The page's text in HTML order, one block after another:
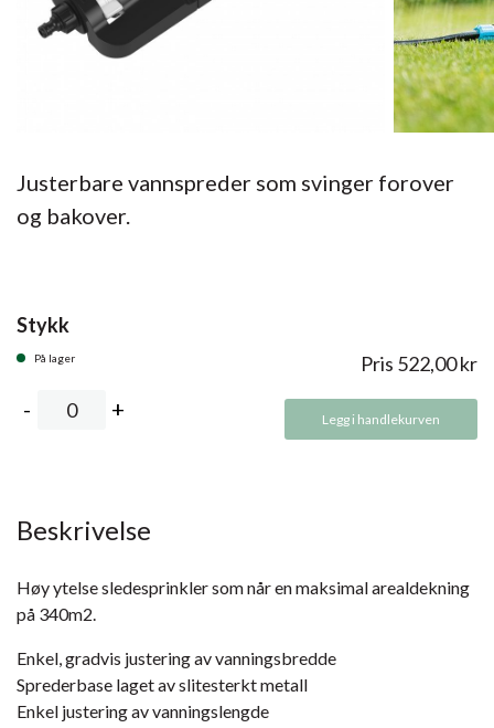
Justerbare vannspreder som svinger forover
og bakover.
Stykk
På lager Pris 522,00kr
Legg i handlekurven
Beskrivelse
Høy ytelse sledesprinkler som når en maksimal arealdekning
på 340m2.
Enkel, gradvis justering av vanningsbredde
Sprederbase laget av slitesterkt metall
Enkel justering av vanningslengde